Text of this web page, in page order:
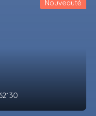
Nouveauté